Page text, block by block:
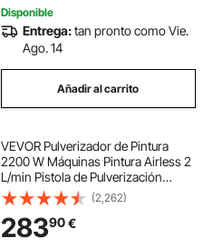
Disponible
Entrega:tan pronto como Vie.
Ago. 14
Añadir al carrito
VEVOR Pulverizador de Pintura
2200 W Máquinas Pintura Airless 2
L/min Pistola de Pulverización
Eléctrica sin Aire Presión Máxima
3000 PSI con Manguera de 9 m
para Pared, Mueble, Exterior,
Interior
(2,262)
28390€